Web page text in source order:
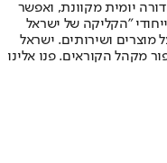
יומית מקוונת, ואפשר
"הקליקה של ישראל
מוצרים ושירותים. ישראל
מקהל הקוראים. פנו אלינו